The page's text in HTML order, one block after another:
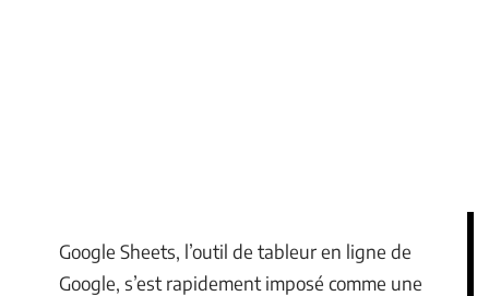
Google Sheets, l’outil de tableur en ligne de
Google, s’est rapidement imposé comme une